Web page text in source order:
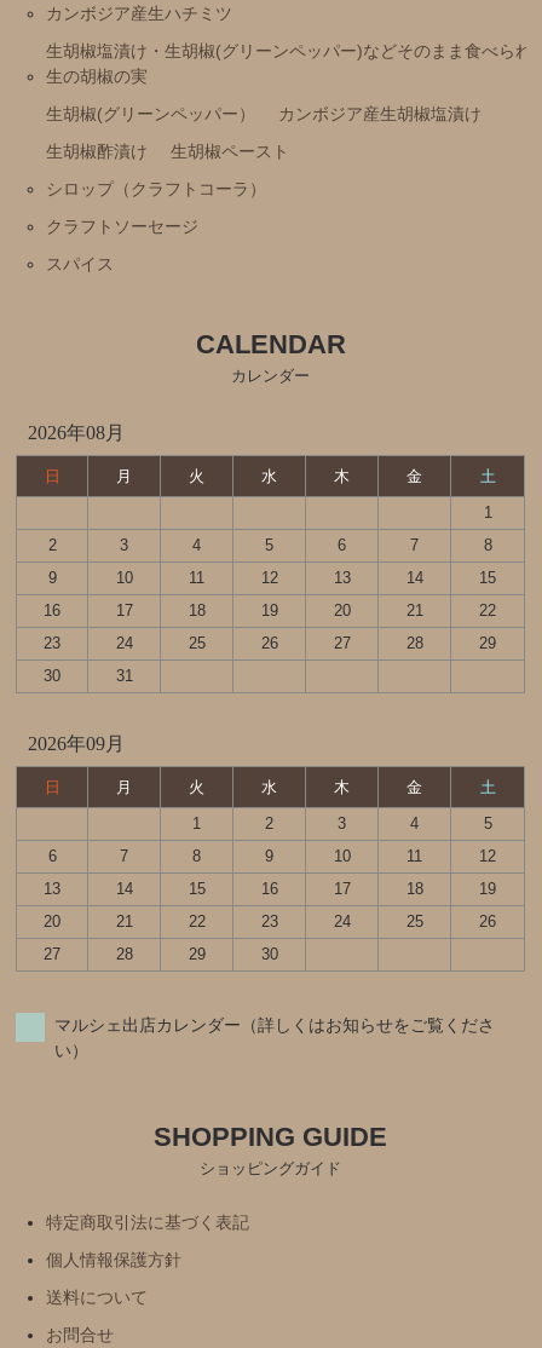
カンボジア産生ハチミツ
生胡椒塩漬け・生胡椒(グリーンペッパー)などそのまま食べられ
生の胡椒の実
生胡椒(グリーンペッパー）
カンボジア産生胡椒塩漬け
生胡椒酢漬け
生胡椒ペースト
シロップ（クラフトコーラ）
クラフトソーセージ
スパイス
CALENDAR
カレンダー
2026年08月
日 月 火 水 木 金
土
1
2
3 4 5 6 7
8
9
10 11 12 13 14
15
16
17 18 19 20 21
22
23
24 25 26 27 28
29
30
31
2026年09月
日 月 火 水 木 金
土
1
2 3 4
5
6
7 8 9 10 11
12
13
14 15 16 17 18
19
20
21 22 23 24 25
26
27
28 29 30
マルシェ出店カレンダー（詳しくはお知らせをご覧くださ
い）
SHOPPING GUIDE
ショッピングガイド
特定商取引法に基づく表記
個人情報保護方針
送料について
お問合せ